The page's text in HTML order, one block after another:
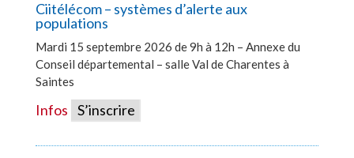
Ciitélécom – systèmes d’alerte aux
populations
Mardi 15 septembre 2026 de 9h à 12h – Annexe du
Conseil départemental – salle Val de Charentes à
Saintes
Infos S’inscrire